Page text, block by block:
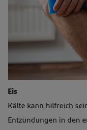
Eis
Kälte kann hilfreich
Entzündungen in den